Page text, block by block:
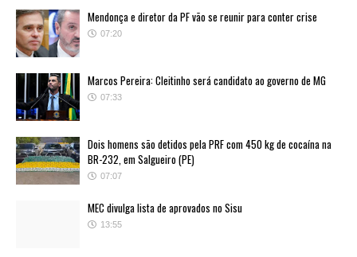
Mendonça e diretor da PF vão se reunir para conter crise
07:20
Marcos Pereira: Cleitinho será candidato ao governo de MG
07:33
Dois homens são detidos pela PRF com 450 kg de cocaína na
BR-232, em Salgueiro (PE)
07:07
MEC divulga lista de aprovados no Sisu
13:55